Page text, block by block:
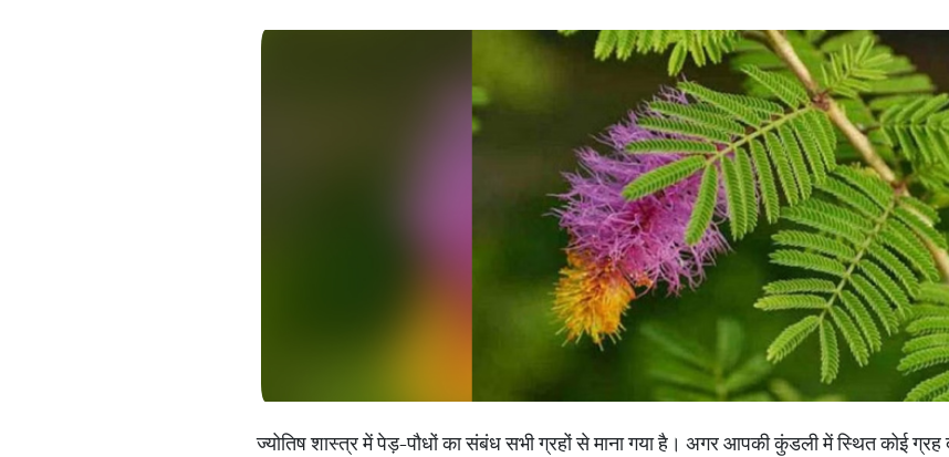
ज्योतिष शास्त्र में पेड़-पौधों का संबंध सभी ग्रहों से माना गया है। अगर आपकी कुंडली में स्थित कोई